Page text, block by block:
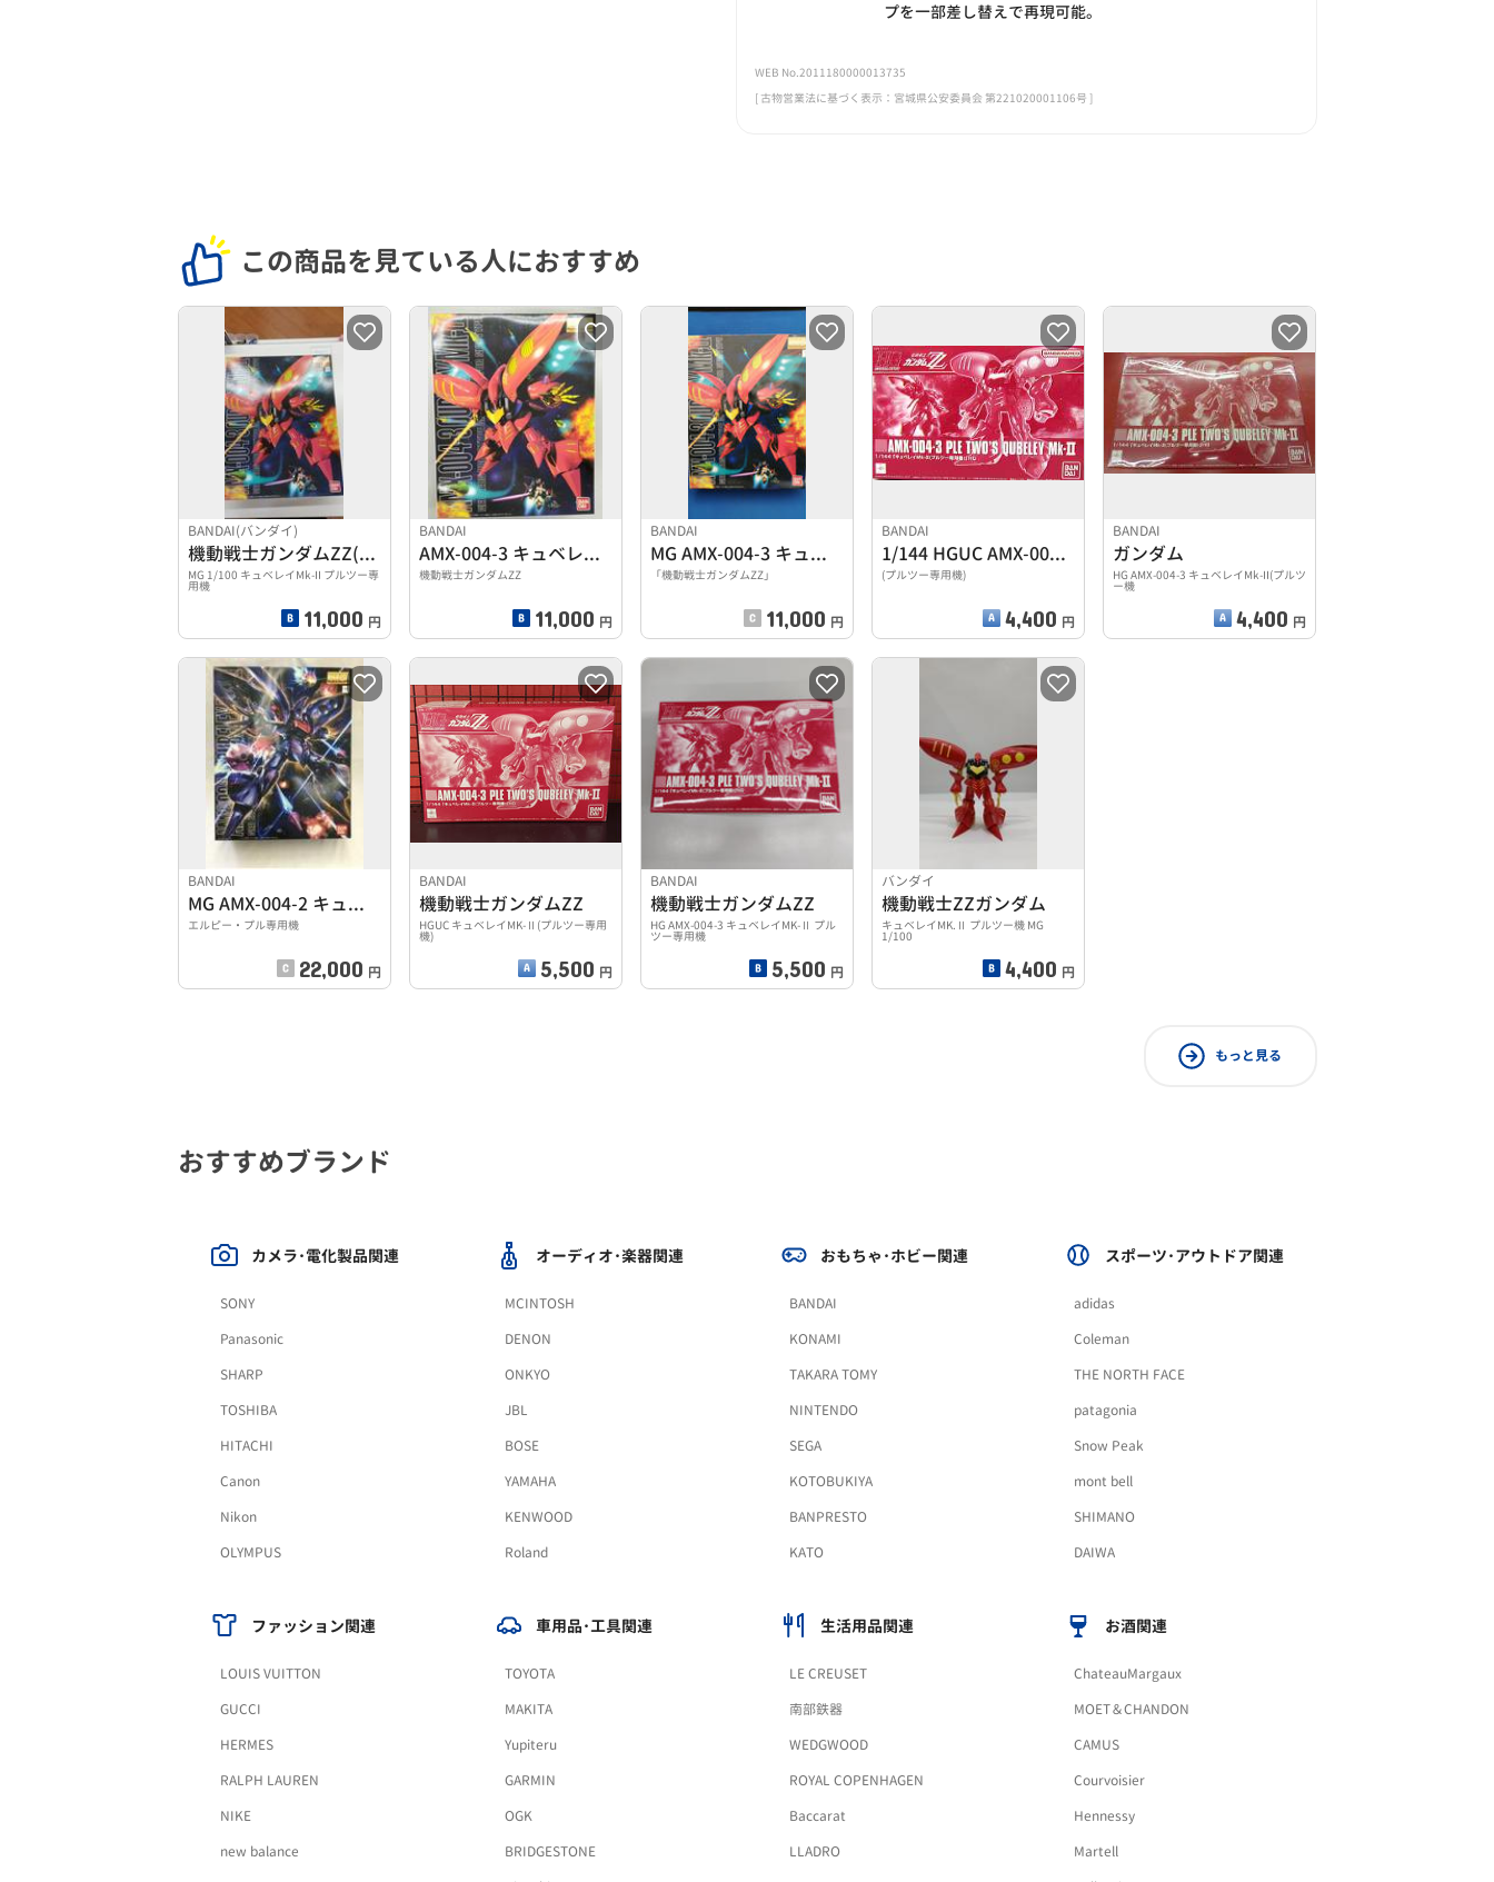
プを一部差し替えで再現可能。
WEB No.2011180000013735
[ 古物営業法に基づく表示：宮城県公安委員会 第221020001106号 ]
この商品を見ている人におすすめ
BANDAI(バンダイ)
機動戦士ガンダムZZ(ダブルゼータ)
MG 1/100 キュベレイMk-II プルツー専
用機
11,000 円
BANDAI
AMX-004-3 キュベレイMk-II(プルツー専用機)
機動戦士ガンダムZZ
11,000 円
BANDAI
MG AMX-004-3 キュベレイMK-II(プルツー専用
「機動戦士ガンダムZZ」
11,000 円
BANDAI
1/144 HGUC AMX-004-3キュベレイMk-Ⅱ
(プルツー専用機)
4,400 円
BANDAI
ガンダム
HG AMX-004-3 キュベレイMk-II(プルツ
ー機
4,400 円
BANDAI
MG AMX-004-2 キュベレイMk-II
エルピー・プル専用機
22,000 円
BANDAI
機動戦士ガンダムZZ
HGUC キュベレイMK-Ⅱ(プルツー専用
機)
5,500 円
BANDAI
機動戦士ガンダムZZ
HG AMX-004-3 キュベレイMK-Ⅱ プル
ツー専用機
5,500 円
バンダイ
機動戦士ZZガンダム
キュベレイMK.Ⅱ プルツー機 MG
1/100
4,400 円
もっと見る
おすすめブランド
カメラ･電化製品関連
SONY
Panasonic
SHARP
TOSHIBA
HITACHI
Canon
Nikon
OLYMPUS
オーディオ･楽器関連
MCINTOSH
DENON
ONKYO
JBL
BOSE
YAMAHA
KENWOOD
Roland
おもちゃ･ホビー関連
BANDAI
KONAMI
TAKARA TOMY
NINTENDO
SEGA
KOTOBUKIYA
BANPRESTO
KATO
スポーツ･アウトドア関連
adidas
Coleman
THE NORTH FACE
patagonia
Snow Peak
mont bell
SHIMANO
DAIWA
ファッション関連
LOUIS VUITTON
GUCCI
HERMES
RALPH LAUREN
NIKE
new balance
車用品･工具関連
TOYOTA
MAKITA
Yupiteru
GARMIN
OGK
BRIDGESTONE
生活用品関連
LE CREUSET
南部鉄器
WEDGWOOD
ROYAL COPENHAGEN
Baccarat
LLADRO
お酒関連
ChateauMargaux
MOET＆CHANDON
CAMUS
Courvoisier
Hennessy
Martell